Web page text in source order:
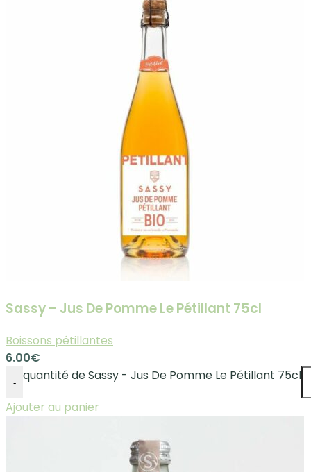
Sassy – Jus De Pomme Le Pétillant 75cl
Boissons pétillantes
6.00€
-
quantité de Sassy - Jus De Pomme Le Pétillant 75cl
Ajouter au panier